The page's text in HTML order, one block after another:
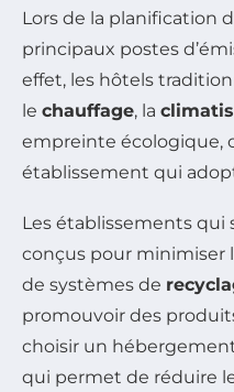
Lors de la planification
principaux postes
effet, les hôtels
le chauffage, la
empreinte écologique,
établissement qui
Les établissements qui
conçus pour minimiser
de systèmes de
promouvoir des
choisir un
qui permet de réduire